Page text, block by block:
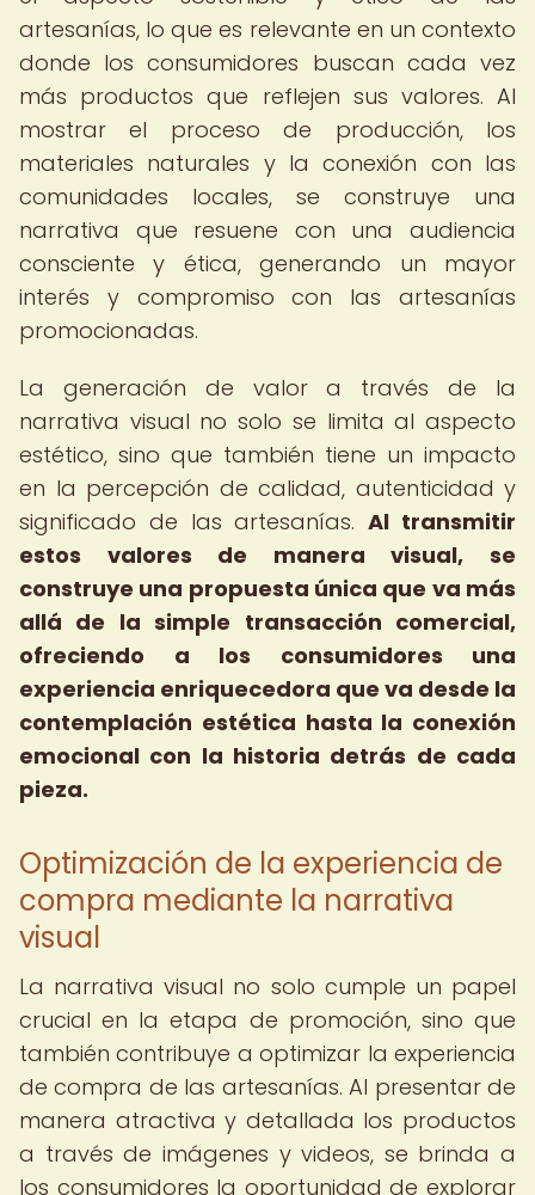
artesanías, lo que es relevante en un contexto
donde los consumidores buscan cada vez
más productos que reflejen sus valores. Al
mostrar el proceso de producción, los
materiales naturales y la conexión con las
comunidades locales, se construye una
narrativa que resuene con una audiencia
consciente y ética, generando un mayor
interés y compromiso con las artesanías
promocionadas.
La generación de valor a través de la
narrativa visual no solo se limita al aspecto
estético, sino que también tiene un impacto
en la percepción de calidad, autenticidad y
significado de las artesanías.Al transmitir
estos valores de manera visual, se
construye una propuesta única que va más
allá de la simple transacción comercial,
ofreciendo a los consumidores una
experiencia enriquecedora que va desde la
contemplación estética hasta la conexión
emocional con la historia detrás de cada
pieza.
Optimización de la experiencia de
compra mediante la narrativa
visual
La narrativa visual no solo cumple un papel
crucial en la etapa de promoción, sino que
también contribuye a optimizar la experiencia
de compra de las artesanías. Al presentar de
manera atractiva y detallada los productos
a través de imágenes y videos, se brinda a
los consumidores la oportunidad de explorar